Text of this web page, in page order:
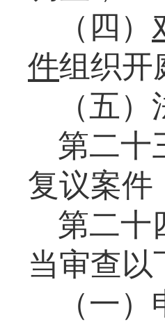
（四）
件组织开
（五
第二十
复议案件
第二十
当审查以
（一